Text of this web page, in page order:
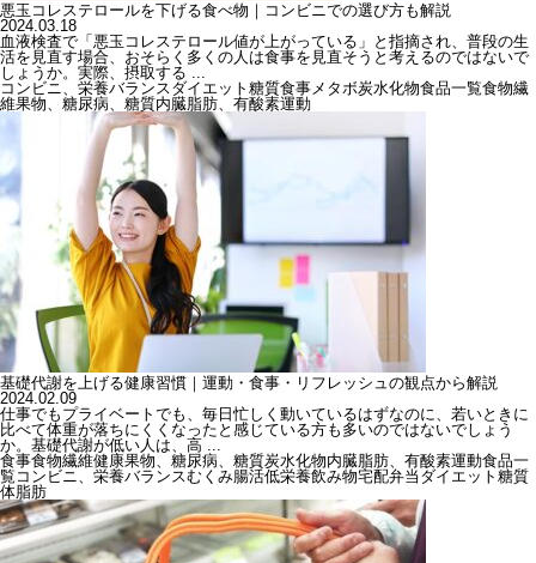
悪玉コレステロールを下げる食べ物｜コンビニでの選び方も解説
2024.03.18
血液検査で「悪玉コレステロール値が上がっている」と指摘され、普段の生
活を見直す場合、おそらく多くの人は食事を見直そうと考えるのではないで
しょうか。実際、摂取する ...
コンビニ、栄養バランスダイエット 糖質食事メタボ炭水化物食品一覧食物繊
維果物、糖尿病、糖質内臓脂肪、有酸素運動
基礎代謝を上げる健康習慣｜運動・食事・リフレッシュの観点から解説
2024.02.09
仕事でもプライベートでも、毎日忙しく動いているはずなのに、若いときに
比べて体重が落ちにくくなったと感じている方も多いのではないでしょう
か。基礎代謝が低い人は、高 ...
食事食物繊維健康果物、糖尿病、糖質炭水化物内臓脂肪、有酸素運動食品一
覧 コンビニ、栄養バランスむくみ腸活低栄養飲み物宅配弁当 ダイエット 糖質
体脂肪